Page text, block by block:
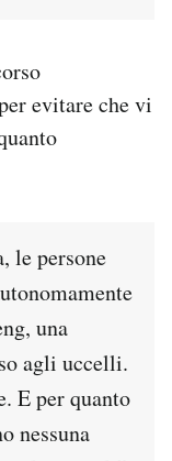
evitare che vi
le persone
una
agli uccelli.
E per quanto
nessuna